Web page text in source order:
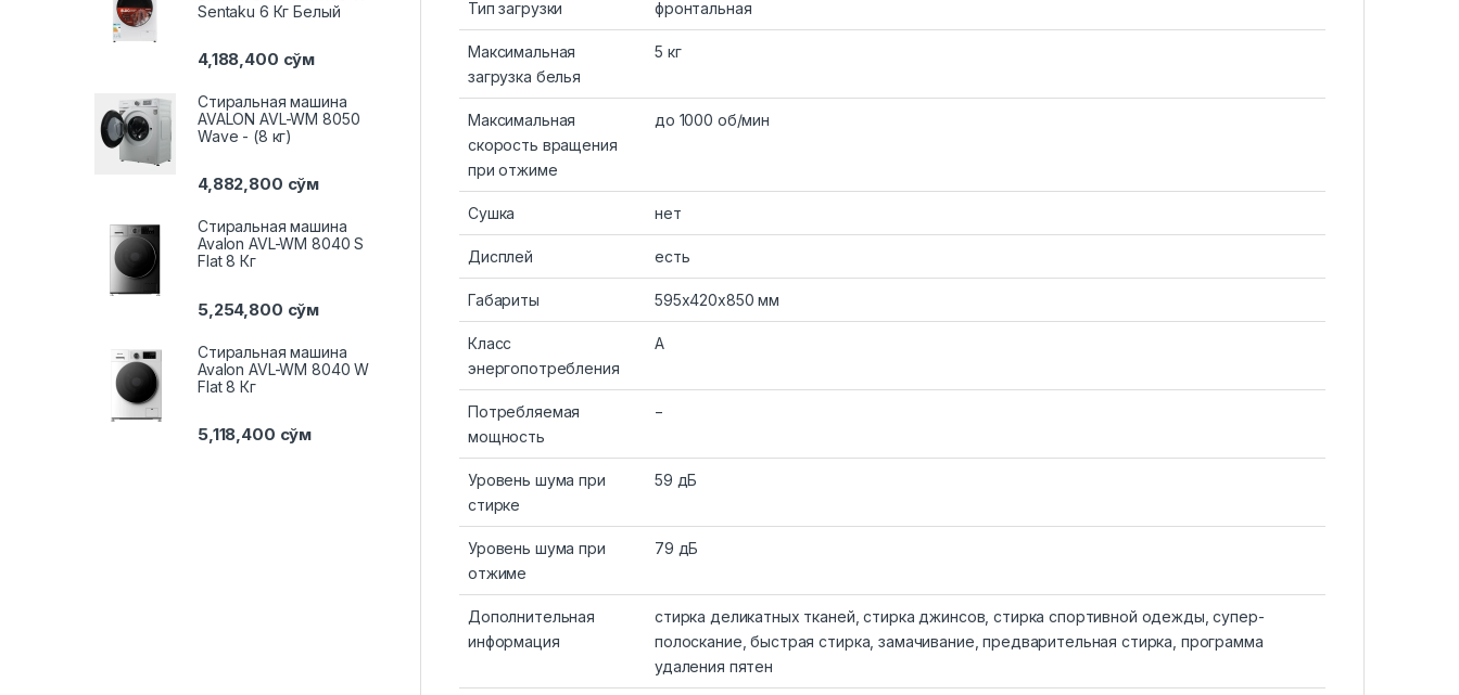
Тип загрузки фронтальная
Максимальная
загрузка белья
5 кг
Максимальная
скорость вращения
при отжиме
до 1000 об/мин
Сушка нет
Дисплей есть
Габариты 595x420x850 мм
Класс
энергопотребления
A
Потребляемая
мощность
−
Уровень шума при
стирке
59 дБ
Уровень шума при
отжиме
79 дБ
Дополнительная
информация
стирка деликатных тканей, стирка джинсов, стирка спортивной одежды, супер-
полоскание, быстрая стирка, замачивание, предварительная стирка, программа
удаления пятен
Sentaku 6 Кг Белый
4,188,400 сўм
Стиральная машина
AVALON AVL-WM 8050
Wave - (8 кг)
4,882,800 сўм
Стиральная машина
Avalon AVL-WM 8040 S
Flat 8 Кг
5,254,800 сўм
Стиральная машина
Avalon AVL-WM 8040 W
Flat 8 Кг
5,118,400 сўм